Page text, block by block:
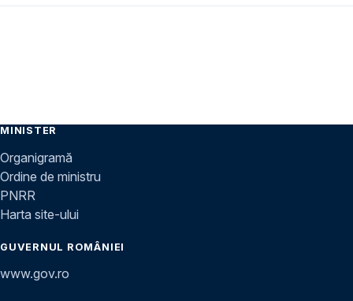
MINISTER
Organigramă
Ordine de ministru
PNRR
Harta site-ului
GUVERNUL ROMÂNIEI
www.gov.ro